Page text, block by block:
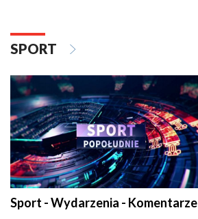
SPORT
Sport - Wydarzenia - Komentarze